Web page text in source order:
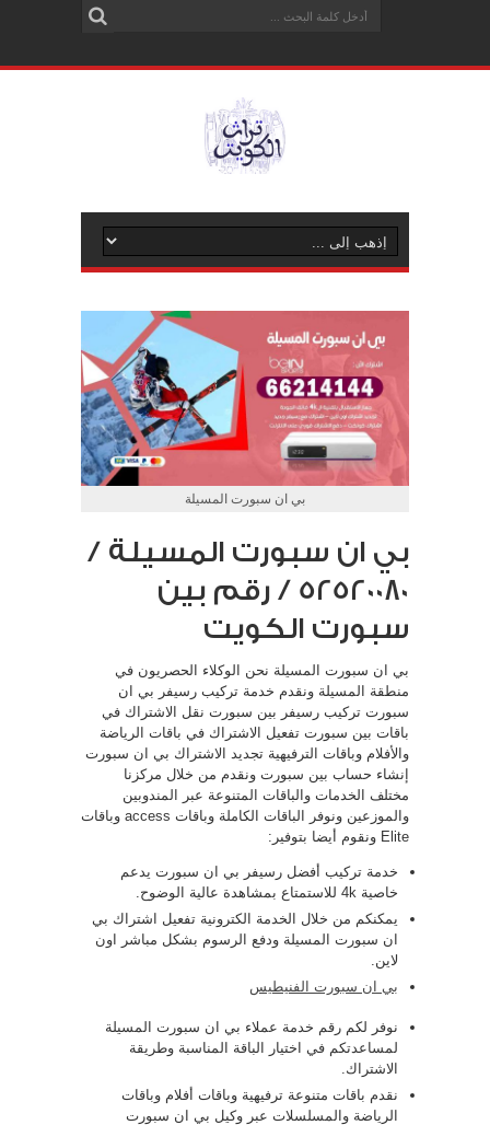
بي ان سبورت المسيلة
بي ان سبورت المسيلة /
52520080 / رقم بين
سبورت الكويت
بي ان سبورت المسيلة نحن الوكلاء الحصريون في
منطقة المسيلة ونقدم خدمة تركيب رسيفر بي ان
سبورت تركيب رسيفر بين سبورت نقل الاشتراك في
باقات بين سبورت تفعيل الاشتراك في باقات الرياضة
والأفلام وباقات الترفيهية تجديد الاشتراك بي ان سبورت
إنشاء حساب بين سبورت ونقدم من خلال مركزنا
مختلف الخدمات والباقات المتنوعة عبر المندوبين
والموزعين ونوفر الباقات الكاملة وباقات access وباقات
Elite ونقوم أيضا بتوفير:
خدمة تركيب أفضل رسيفر بي ان سبورت يدعم
خاصية 4k للاستمتاع بمشاهدة عالية الوضوح.
يمكنكم من خلال الخدمة الكترونية تفعيل اشتراك بي
ان سبورت المسيلة ودفع الرسوم بشكل مباشر اون
لاين.
بي ان سبورت الفنيطيس
نوفر لكم رقم خدمة عملاء بي ان سبورت المسيلة
لمساعدتكم في اختيار الباقة المناسبة وطريقة
الاشتراك.
نقدم باقات متنوعة ترفيهية وباقات أفلام وباقات
الرياضة والمسلسلات عبر وكيل بي ان سبورت